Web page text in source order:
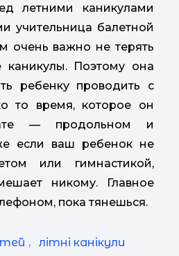
летними каникулами
учительница балетной
очень важно не терять
Поэтому она
ребенку проводить с
то время, которое он
— продольном и
если ваш ребенок не
или гимнастикой,
никому. Главное
пока тянешься.
, літні канікули